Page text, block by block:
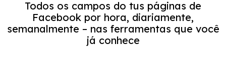
Todos os campos do tus páginas de
Facebook por hora, diariamente,
semanalmente – nas ferramentas que você
já conhece